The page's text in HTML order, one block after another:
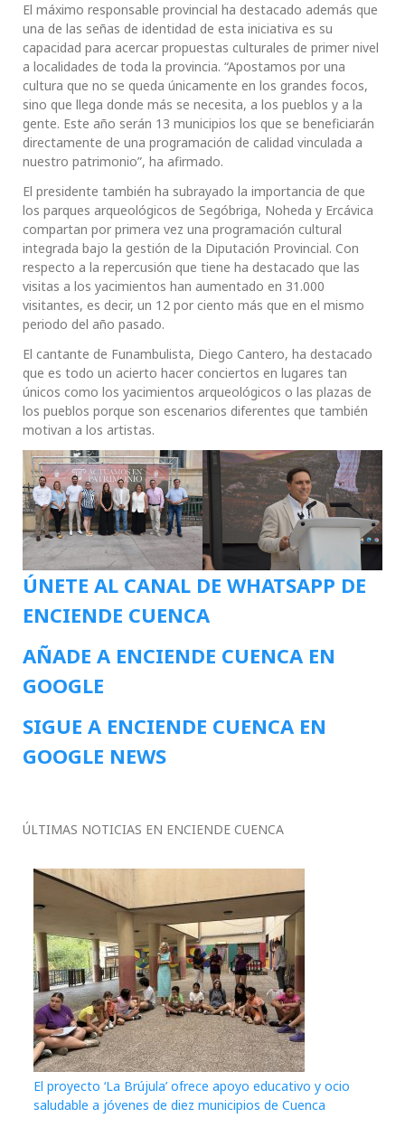
El máximo responsable provincial ha destacado además que
una de las señas de identidad de esta iniciativa es su
capacidad para acercar propuestas culturales de primer nivel
a localidades de toda la provincia. “Apostamos por una
cultura que no se queda únicamente en los grandes focos,
sino que llega donde más se necesita, a los pueblos y a la
gente. Este año serán 13 municipios los que se beneficiarán
directamente de una programación de calidad vinculada a
nuestro patrimonio”, ha afirmado.
El presidente también ha subrayado la importancia de que
los parques arqueológicos de Segóbriga, Noheda y Ercávica
compartan por primera vez una programación cultural
integrada bajo la gestión de la Diputación Provincial. Con
respecto a la repercusión que tiene ha destacado que las
visitas a los yacimientos han aumentado en 31.000
visitantes, es decir, un 12 por ciento más que en el mismo
periodo del año pasado.
El cantante de Funambulista, Diego Cantero, ha destacado
que es todo un acierto hacer conciertos en lugares tan
únicos como los yacimientos arqueológicos o las plazas de
los pueblos porque son escenarios diferentes que también
motivan a los artistas.
ÚNETE AL CANAL DE WHATSAPP DE
ENCIENDE CUENCA
AÑADE A ENCIENDE CUENCA EN
GOOGLE
SIGUE A ENCIENDE CUENCA EN
GOOGLE NEWS
ÚLTIMAS NOTICIAS EN ENCIENDE CUENCA
El proyecto ‘La Brújula’ ofrece apoyo educativo y ocio
saludable a jóvenes de diez municipios de Cuenca